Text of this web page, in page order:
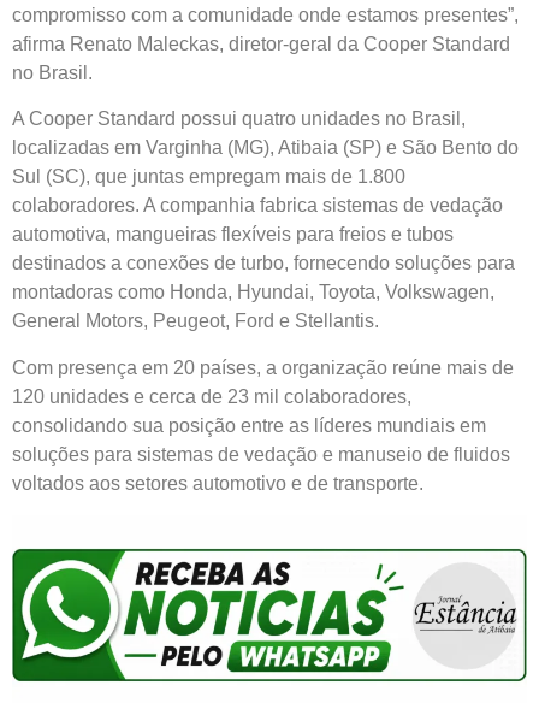
compromisso com a comunidade onde estamos presentes”,
afirma Renato Maleckas, diretor-geral da Cooper Standard
no Brasil.
A Cooper Standard possui quatro unidades no Brasil,
localizadas em Varginha (MG), Atibaia (SP) e São Bento do
Sul (SC), que juntas empregam mais de 1.800
colaboradores. A companhia fabrica sistemas de vedação
automotiva, mangueiras flexíveis para freios e tubos
destinados a conexões de turbo, fornecendo soluções para
montadoras como Honda, Hyundai, Toyota, Volkswagen,
General Motors, Peugeot, Ford e Stellantis.
Com presença em 20 países, a organização reúne mais de
120 unidades e cerca de 23 mil colaboradores,
consolidando sua posição entre as líderes mundiais em
soluções para sistemas de vedação e manuseio de fluidos
voltados aos setores automotivo e de transporte.